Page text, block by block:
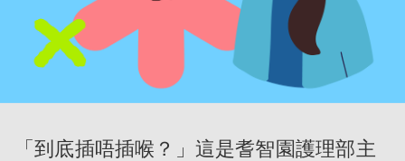
「到底插唔插喉？」這是耆智園護理部主